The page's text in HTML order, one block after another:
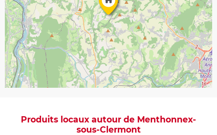
Produits locaux autour de Menthonnex-
sous-Clermont